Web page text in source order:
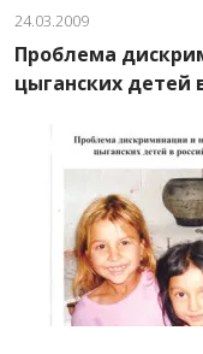
24.03.2009
Проблема
цыганских детей